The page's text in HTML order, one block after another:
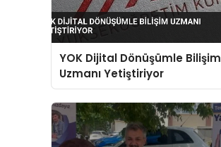
YOK Dijital Dönüşümle Bilişim
Uzmanı Yetiştiriyor